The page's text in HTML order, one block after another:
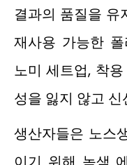
결과의 품질을 유
재사용 가능한
노미 세트업, 착
성을 잃지 않고
생산자들은 노스